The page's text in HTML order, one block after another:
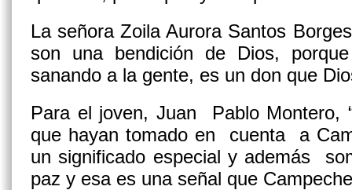
La señora Zoila Aurora Santos
son una bendición de Dios,
sanando a la gente, es un don que
Para el joven, Juan Pablo Montero,
que hayan tomado en cuenta a
un significado especial y además
paz y esa es una señal que